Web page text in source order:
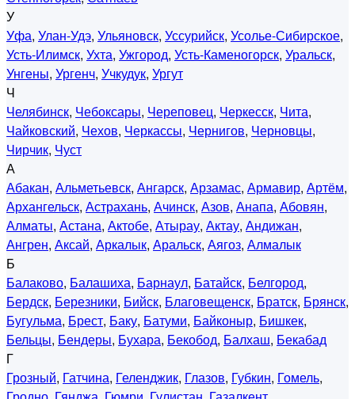
У
Уфа, Улан-Удэ, Ульяновск, Уссурийск, Усолье-Сибирское,
Усть-Илимск, Ухта, Ужгород, Усть-Каменогорск, Уральск,
Унгены, Ургенч, Учкудук, Ургут
Ч
Челябинск, Чебоксары, Череповец, Черкесск, Чита,
Чайковский, Чехов, Черкассы, Чернигов, Черновцы,
Чирчик, Чуст
А
Абакан, Альметьевск, Ангарск, Арзамас, Армавир, Артём,
Архангельск, Астрахань, Ачинск, Азов, Анапа, Абовян,
Алматы, Астана, Актобе, Атырау, Актау, Андижан,
Ангрен, Аксай, Аркалык, Аральск, Аягоз, Алмалык
Б
Балаково, Балашиха, Барнаул, Батайск, Белгород,
Бердск, Березники, Бийск, Благовещенск, Братск, Брянск,
Бугульма, Брест, Баку, Батуми, Байконыр, Бишкек,
Бельцы, Бендеры, Бухара, Бекобод, Балхаш, Бекабад
Г
Грозный, Гатчина, Геленджик, Глазов, Губкин, Гомель,